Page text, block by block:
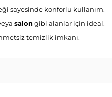
sayesinde konforlu kullanım.
salon gibi alanlar için ideal.
temizlik imkanı.